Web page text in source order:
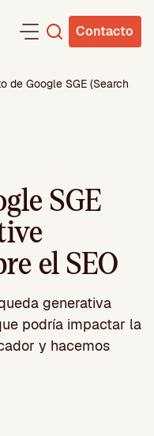
Contacto
de Google SGE (Search
SGE
el SEO
generativa
podría impactar la
y hacemos